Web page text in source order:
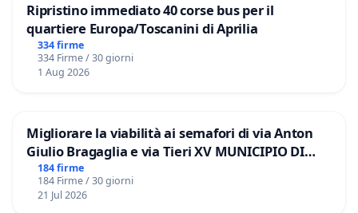
Ripristino immediato 40 corse bus per il
quartiere Europa/Toscanini di Aprilia
334 firme
334 Firme / 30 giorni
1 Aug 2026
Migliorare la viabilità ai semafori di via Anton
Giulio Bragaglia e via Tieri XV MUNICIPIO DI
ROMA
184 firme
184 Firme / 30 giorni
21 Jul 2026